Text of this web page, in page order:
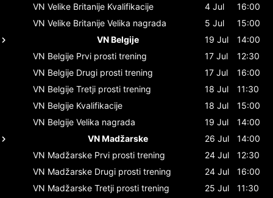
VN Velike Britanije Kvalifikacije 4 Jul
16:00
VN Velike Britanije Velika nagrada 5 Jul
15:00
VN Belgije
19 Jul
14:00
VN Belgije Prvi prosti trening 17 Jul
12:30
VN Belgije Drugi prosti trening 17 Jul
16:00
VN Belgije Tretji prosti trening 18 Jul
11:30
VN Belgije Kvalifikacije 18 Jul
15:00
VN Belgije Velika nagrada 19 Jul
14:00
VN Madžarske
26 Jul
14:00
VN Madžarske Prvi prosti trening 24 Jul
12:30
VN Madžarske Drugi prosti trening 24 Jul
16:00
VN Madžarske Tretji prosti trening 25 Jul
11:30